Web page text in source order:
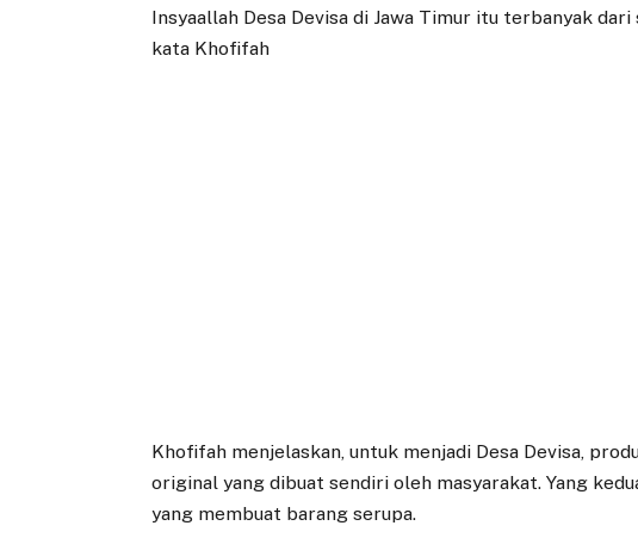
Insyaallah Desa Devisa di Jawa Timur itu terbanyak
kata Khofifah
Khofifah menjelaskan, untuk menjadi Desa Devisa,
original yang dibuat sendiri oleh masyarakat. Yang
yang membuat barang serupa.